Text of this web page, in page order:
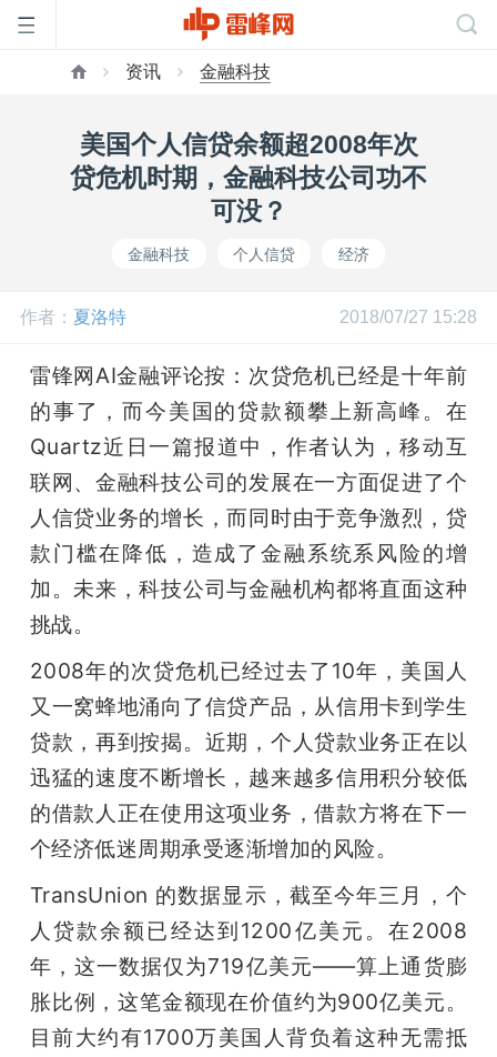
页
网
开
课
活
动
中
GAIR
专
题
资讯 金融科技
美国个人信贷余额超2008年次
贷危机时期，金融科技公司功不
可没？
金融科技 个人信贷 经济
作者： 夏洛特 2018/07/27 15:28
雷锋网AI金融评论按：次贷危机已经是十年前
的事了，而今美国的贷款额攀上新高峰。在
Quartz近日一篇报道中，作者认为，移动互
联网、金融科技公司的发展在一方面促进了个
人信贷业务的增长，而同时由于竞争激烈，贷
款门槛在降低，造成了金融系统系风险的增
加。未来，科技公司与金融机构都将直面这种
挑战。
2008年的次贷危机已经过去了10年，美国人
又一窝蜂地涌向了信贷产品，从信用卡到学生
贷款，再到按揭。近期，个人贷款业务正在以
迅猛的速度不断增长，越来越多信用积分较低
的借款人正在使用这项业务，借款方将在下一
个经济低迷周期承受逐渐增加的风险。
TransUnion 的数据显示，截至今年三月，个
人贷款余额已经达到1200亿美元。在2008
年，这一数据仅为719亿美元——算上通货膨
胀比例，这笔金额现在价值约为900亿美元。
目前大约有1700万美国人背负着这种无需抵